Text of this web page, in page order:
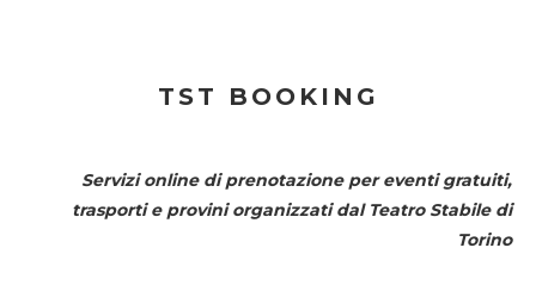
TST BOOKING
Servizi online di prenotazione per eventi gratuiti,
trasporti e provini organizzati dal Teatro Stabile di
Torino